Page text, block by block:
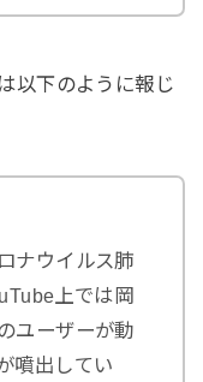
以下のように報じ
ナウイルス肺
上では岡
ユーザーが動
噴出してい